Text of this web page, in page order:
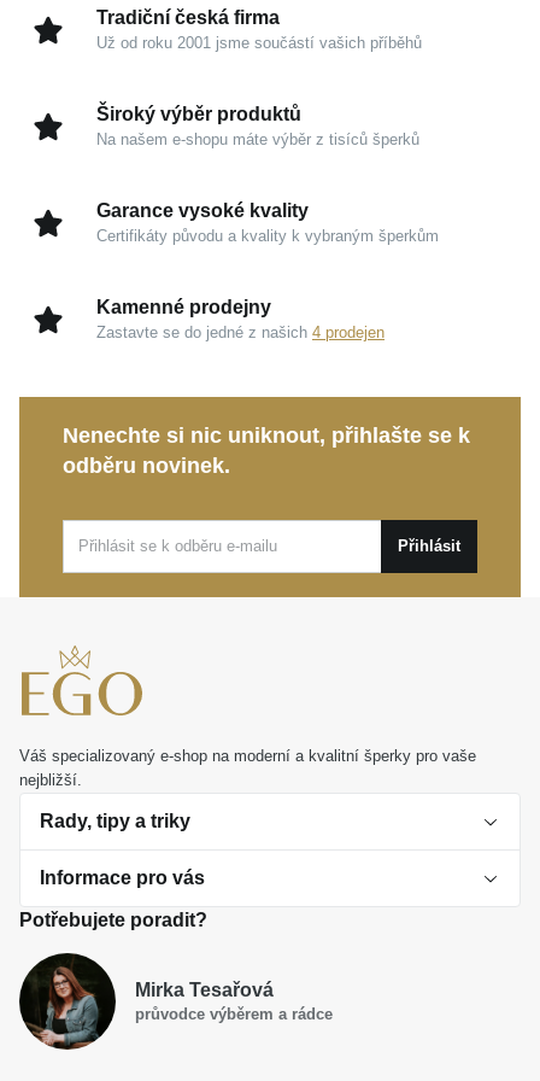
Kouzlo v detailech
kvality a tradice, která přináší vašemu šperku
zachytává paprsky světla a vytváří na kovu
Ochranné rhodium:
Tato speciální úprava dodává
kovu oslnivou záři, zvyšuje jeho odolnost a udržuje
každodenní nošení i jako decentní doplněk pro
nezapomenutelné večerní události. Jde o překrásný a
Tradiční česká firma
Už od roku 2001 jsme součástí vašich příběhů
Široký výběr produktů
Na našem e-shopu máte výběr z tisíců šperků
Garance vysoké kvality
Certifikáty původu a kvality k vybraným šperkům
Kamenné prodejny
Zastavte se do jedné z našich 4 prodejen
Nenechte si nic uniknout, přihlašte se k
odběru novinek.
Přihlásit
Váš specializovaný e-shop na moderní a kvalitní šperky pro vaše
nejbližší.
Rady, tipy a triky
O perlách
Jak vybrat perlový šperk
Dárková inspirace
Smaltované a korálkové šperky jako trend
Informace pro vás
Obchodní podmínky
Reklamační řád
Potřebujete poradit?
Mirka Tesařová
průvodce výběrem a rádce